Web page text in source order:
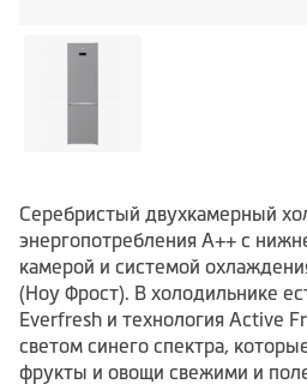
Серебристый двухкамерный
энергопотребления А++ с
камерой и системой
(Ноу Фрост). В холодильнике
Everfresh и технология Active
светом синего спектра,
фрукты и овощи свежими и